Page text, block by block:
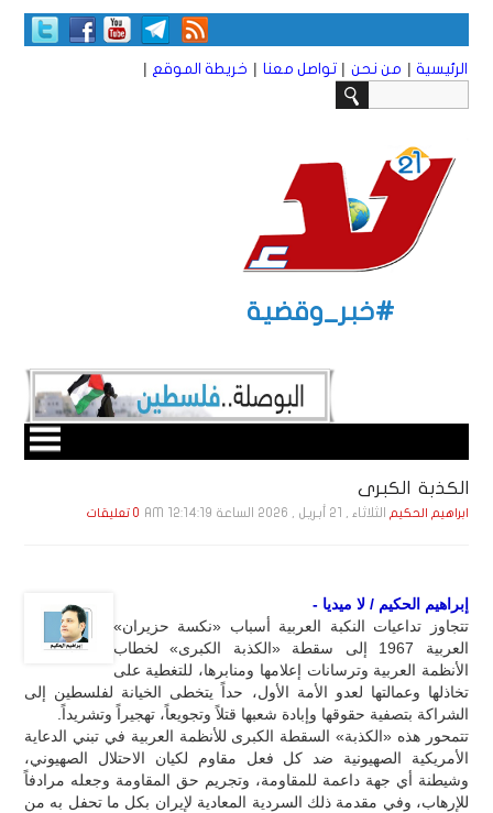
الرئيسية | من نحن | تواصل معنا | خريطة الموقع |
#خبر_وقضية
الكذبة الكبرى
ابراهيم الحكيم الثلاثاء , 21 أبـريـل , 2026 الساعة 12:14:19 AM 0 تعليقات
إبراهيم الحكيم / لا ميديا -
تتجاوز تداعيات النكبة العربية أسباب «نكسة حزيران»
العربية 1967 إلى سقطة «الكذبة الكبرى» لخطاب
الأنظمة العربية وترسانات إعلامها ومنابرها، للتغطية على
تخاذلها وعمالتها لعدو الأمة الأول، حداً يتخطى الخيانة لفلسطين إلى
الشراكة بتصفية حقوقها وإبادة شعبها قتلاً وتجويعاً، تهجيراً وتشريداً.
تتمحور هذه «الكذبة» السقطة الكبرى للأنظمة العربية في تبني الدعاية
الأمريكية الصهيونية ضد كل فعل مقاوم لكيان الاحتلال الصهيوني،
وشيطنة أي جهة داعمة للمقاومة، وتجريم حق المقاومة وجعله مرادفاً
للإرهاب، وفي مقدمة ذلك السردية المعادية لإيران بكل ما تحفل به من